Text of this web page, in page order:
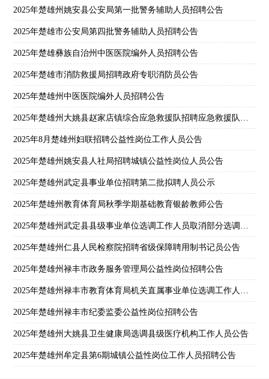
2025年楚雄州姚安县公安局第一批警务辅助人员招聘公告
2025年楚雄市公安局第四批警务辅助人员招聘公告
2025年楚雄彝族自治州中医医院编外人员招聘公告
2025年楚雄市消防救援局招聘政府专职消防员公告
2025年楚雄州中医医院编外人员招聘公告
2025年楚雄州大姚县赵家店镇综合应急救援队招聘应急救援队员公告
2025年8月楚雄州妇联招聘公益性岗位工作人员公告
2025年楚雄州姚安县人社局招聘城镇公益性岗位人员公告
2025年楚雄州武定县事业单位招聘第二批拟聘人员公示
2025年楚雄州教育体育局秋季学期基础教育银龄教师公告
2025年楚雄州武定县县级事业单位选调工作人员取消部分选调计划通告
2025年楚雄州仁县人民检察院招聘省级保障聘用制书记员公告
2025年楚雄州禄丰市政务服务管理局公益性岗位招聘公告
2025年楚雄州禄丰市教育体育局机关直属事业单位选调工作人员公告
2025年楚雄州禄丰市纪委监委公益性岗位招聘公告
2025年楚雄州大姚县卫生健康局选调县级医疗机构工作人员公告
2025年楚雄州牟定县第6期城镇公益性岗位工作人员招聘公告